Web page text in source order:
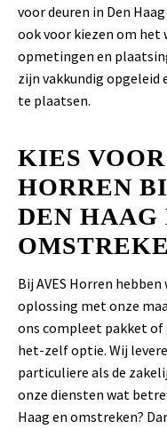
voor deuren in Den
ook voor kiezen om het
opmetingen en
zijn vakkundig opgeleid
te plaatsen.
KIES
HORREN
DEN HAAG
Bij AVES Horren
oplossing met onze
ons compleet pakket of
het-zelf optie. Wij
particuliere als de
onze diensten wat
Haag en omstreken?